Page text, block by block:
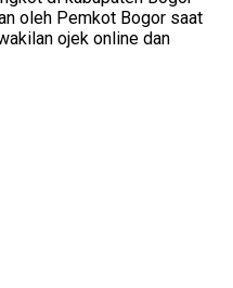
oleh Pemkot Bogor saat
ojek online dan